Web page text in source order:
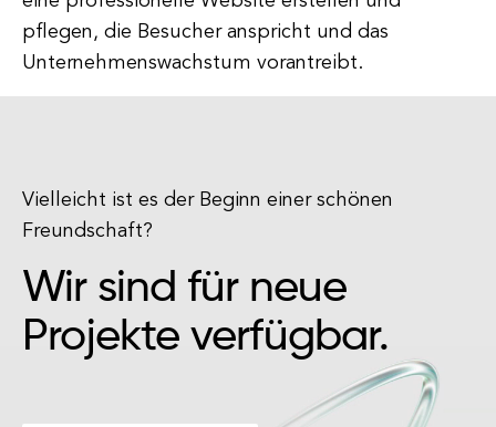
pflegen, die Besucher anspricht und das
Unternehmenswachstum vorantreibt.
Vielleicht ist es der Beginn einer schönen
Freundschaft?
Wir sind für neue
Projekte verfügbar.